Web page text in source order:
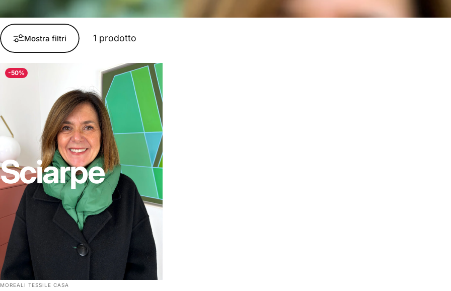
Sciarpe
Mostra filtri 1 prodotto
-50%
FORNITORE:
MOREALI TESSILE CASA